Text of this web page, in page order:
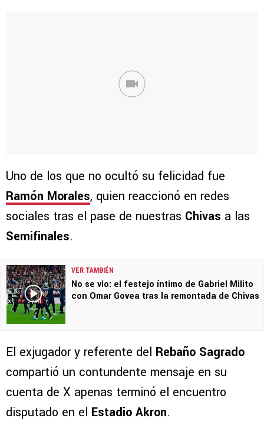
Uno de los que no ocultó su felicidad fue
Ramón Morales, quien reaccionó en redes
sociales tras el pase de nuestras Chivas a las
Semifinales.
VER TAMBIÉN
No se vio: el festejo íntimo de Gabriel Milito
con Omar Govea tras la remontada de Chivas
El exjugador y referente del Rebaño Sagrado
compartió un contundente mensaje en su
cuenta de X apenas terminó el encuentro
disputado en el Estadio Akron.